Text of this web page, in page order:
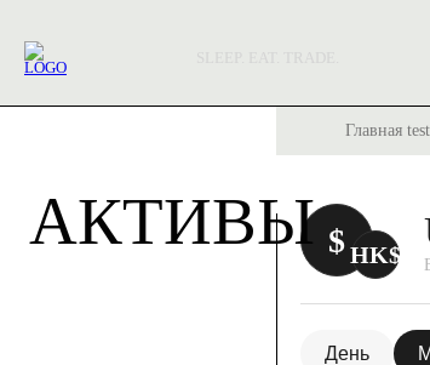
АКТИВЫ
Главная test
$ HK$
День